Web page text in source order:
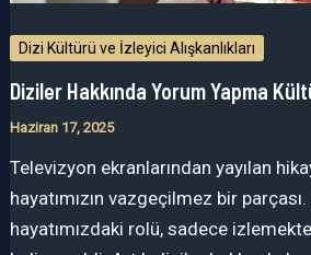
Dizi Kültürü ve İzleyici Alışkanlıkları
Diziler Hakkında Yorum Yapma
Haziran 17, 2025
Televizyon ekranlarından yayılan
hayatımızın vazgeçilmez bir
hayatımızdaki rolü, sadece